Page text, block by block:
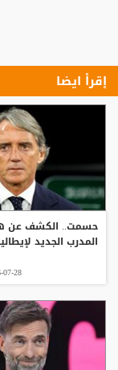
إقرأ ايضا
حسمت.. الكشف عن
المدرب الجديد
2026-07-